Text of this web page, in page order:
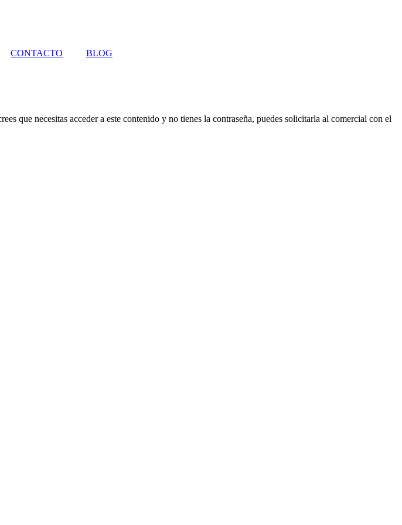
CONTACTO BLOG
que necesitas acceder a este contenido y no tienes la contraseña, puedes solicitarla al comercial con el